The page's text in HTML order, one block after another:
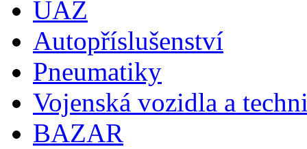
UAZ
Autopříslušenství
Pneumatiky
Vojenská vozidla a
BAZAR